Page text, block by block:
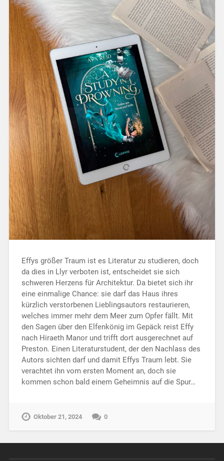
Effys größer Traum ist es Literatur zu studieren, doch
da dies in Llyr verboten ist, entscheidet sie sich
schweren Herzens für Architektur. Da bietet sich ihr
eine einmalige Chance: sie darf das Haus ihres
kürzlich verstorbenen Lieblingsautors restaurieren,
welches immer mehr dem Meer zum Opfer fällt. Mit
den Sagen über den Elfenkönig im Gepäck reist Effy
nach Hiraeth Manor und trifft dort ausgerechnet auf
Preston. Einen Literaturstudent, der den Nachlass des
Autors sichten darf und damit Effys Traum lebt. Sie
verachtet ihn vom ersten Moment an, doch sie
kommen schon bald einem Geheimnis auf die Spur…
Oktober 21, 2024 0